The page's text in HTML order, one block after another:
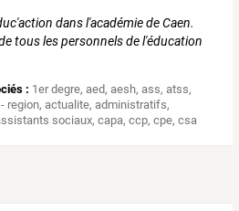
dans l'académie de Caen.
tous les personnels de l'éducation
: 1er degre,aed,aesh,ass,atss,
region,actualite,administratifs,
sociaux,capa,ccp,cpe,csa